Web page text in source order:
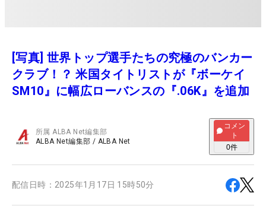
[写真] 世界トップ選手たちの究極のバンカー
クラブ！？ 米国タイトリストが『ボーケイ
SM10』に幅広ローバンスの『.06K』を追加
所属ALBA Net編集部
ALBA Net編集部 / ALBA Net
コメン
ト
0件
配信日時： 2025年1月17日 15時50分